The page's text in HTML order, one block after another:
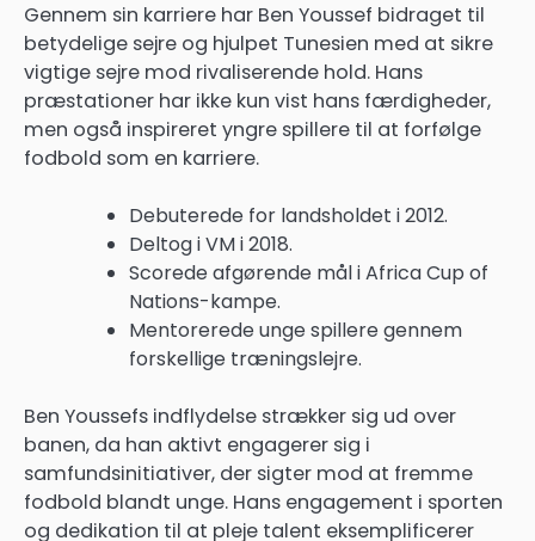
Gennem sin karriere har Ben Youssef bidraget til
betydelige sejre og hjulpet Tunesien med at sikre
vigtige sejre mod rivaliserende hold. Hans
præstationer har ikke kun vist hans færdigheder,
men også inspireret yngre spillere til at forfølge
fodbold som en karriere.
Debuterede for landsholdet i 2012.
Deltog i VM i 2018.
Scorede afgørende mål i Africa Cup of
Nations-kampe.
Mentorerede unge spillere gennem
forskellige træningslejre.
Ben Youssefs indflydelse strækker sig ud over
banen, da han aktivt engagerer sig i
samfundsinitiativer, der sigter mod at fremme
fodbold blandt unge. Hans engagement i sporten
og dedikation til at pleje talent eksemplificerer